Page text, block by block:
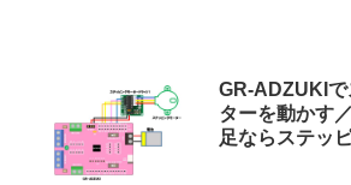
GR-ADZUKI
ターを動かす
足ならステッ